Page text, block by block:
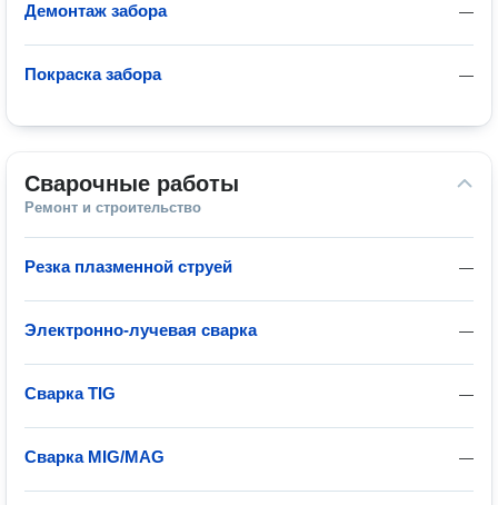
—
Демонтаж забора
—
Покраска забора
Сварочные работы
Ремонт и строительство
—
Резка плазменной струей
—
Электронно-лучевая сварка
—
Сварка TIG
—
Сварка MIG/MAG